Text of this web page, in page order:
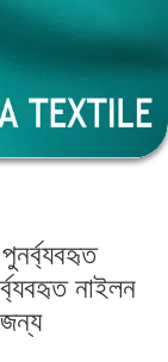
নাইলন